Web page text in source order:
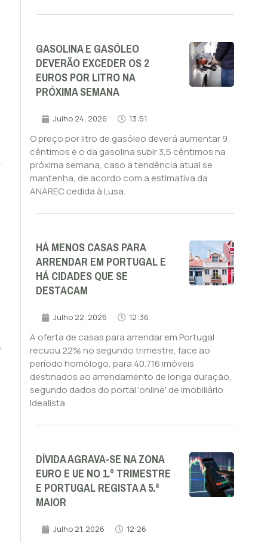
GASOLINA E GASÓLEO
DEVERÃO EXCEDER OS 2
EUROS POR LITRO NA
PRÓXIMA SEMANA
Julho 24, 2026 13:51
O preço por litro de gasóleo deverá aumentar 9
cêntimos e o da gasolina subir 3,5 cêntimos na
próxima semana, caso a tendência atual se
mantenha, de acordo com a estimativa da
ANAREC cedida à Lusa.
HÁ MENOS CASAS PARA
ARRENDAR EM PORTUGAL E
HÁ CIDADES QUE SE
DESTACAM
Julho 22, 2026 12:36
A oferta de casas para arrendar em Portugal
recuou 22% no segundo trimestre, face ao
período homólogo, para 40.716 imóveis
destinados ao arrendamento de longa duração,
segundo dados do portal 'online' de imobiliário
Idealista.
DÍVIDA AGRAVA-SE NA ZONA
EURO E UE NO 1.º TRIMESTRE
E PORTUGAL REGISTA A 5.ª
MAIOR
Julho 21, 2026 12:26